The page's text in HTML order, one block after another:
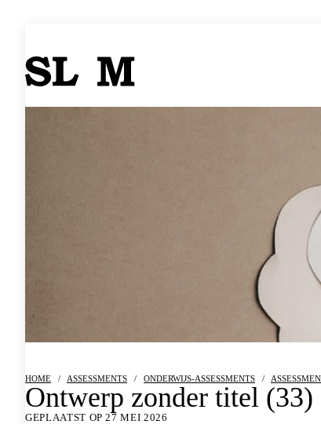
HOME / ASSESSMENTS / ONDERWIJS-ASSESSMENTS /
Ontwerp zonder titel (33)
GEPLAATST OP 27 MEI 2026